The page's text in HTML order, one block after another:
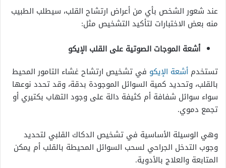
عند شعور الشخص بأي من أعراض ارتشاح القلب، سيطلب الطبيب
منه بعض الاختبارات لتأكيد التشخيص مثل:
أشعة الموجات الصوتية على القلب الإيكو
تستخدم أشعة الإيكو في تشخيص ارتشاح غشاء التامور المحيط
بالقلب، وتحديد كمية السوائل الموجودة بدقة، وقد تحدد نوعها
سواء سوائل شفافة أم كثيفة دالة على وجود التهاب بكتيري أو
تجمع دموي.
وهي الوسيلة الأساسية في تشخيص الدكاك القلبي لتحديد
وجوب التدخل الجراحي لسحب السوائل المحيطة بالقلب أم يمكن
المتابعة والعلاج بالأدوية.